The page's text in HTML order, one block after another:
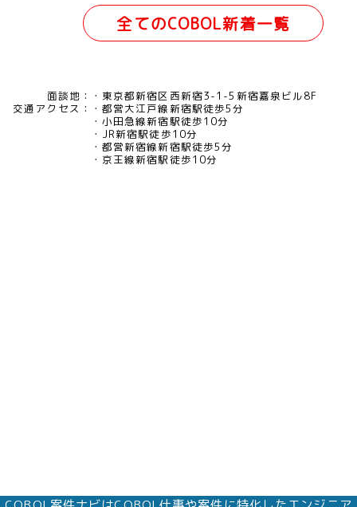
全てのCOBOL新着一覧
面談地：
東京都新宿区西新宿3-1-5新宿嘉泉ビル8F
交通アクセス：
都営大江戸線新宿駅徒歩5分
小田急線新宿駅徒歩10分
JR新宿駅徒歩10分
都営新宿線新宿駅徒歩5分
京王線新宿駅徒歩10分